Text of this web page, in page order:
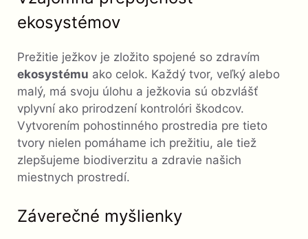
ekosystémov
Prežitie ježkov je zložito spojené so zdravím
ekosystému ako celok. Každý tvor, veľký alebo
malý, má svoju úlohu a ježkovia sú obzvlášť
vplyvní ako prirodzení kontrolóri škodcov.
Vytvorením pohostinného prostredia pre tieto
tvory nielen pomáhame ich prežitiu, ale tiež
zlepšujeme biodiverzitu a zdravie našich
miestnych prostredí.
Záverečné myšlienky